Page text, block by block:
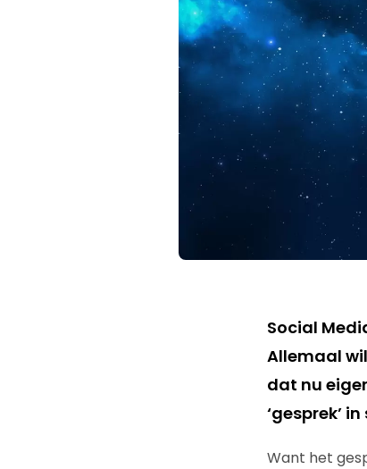
Social
Allemaal
dat nu
‘gesprek’
Want het